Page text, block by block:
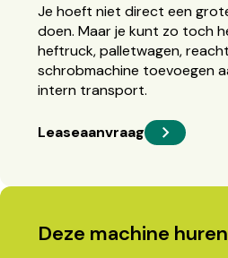
Je hoeft niet direct een
doen. Maar je kunt zo toch
heftruck, palletwagen,
schrobmachine toevoegen
intern transport.
Leaseaanvraag
Deze machine